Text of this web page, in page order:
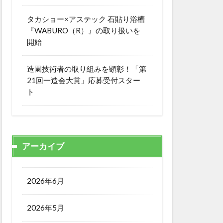
タカショー×アステック 石貼り浴槽
『WABURO（R）』の取り扱いを
開始
造園技術者の取り組みを顕彰！「第
21回一造会大賞」応募受付スター
ト
アーカイブ
2026年6月
2026年5月